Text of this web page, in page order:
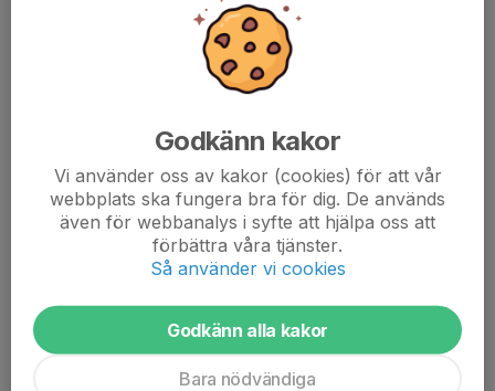
F09/10: Emma Löfvall & Carolina Jeppsson
F11/12: Jenny Olsson
P11/12: Paula Olsson och Susan Andersson
F13/14: Carolina Jeppsson
F15/17: Therese Henningsson
Godkänn kakor
Vi använder oss av kakor (cookies) för att vår
webbplats ska fungera bra för dig. De används
även för webbanalys i syfte att hjälpa oss att
förbättra våra tjänster.
Så använder vi cookies
Godkänn alla kakor
Bara nödvändiga